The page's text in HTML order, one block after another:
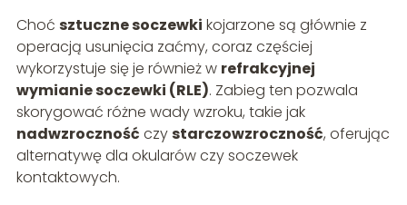
Choć sztuczne soczewki kojarzone są głównie z
operacją usunięcia zaćmy, coraz częściej
wykorzystuje się je również w refrakcyjnej
wymianie soczewki (RLE). Zabieg ten pozwala
skorygować różne wady wzroku, takie jak
nadwzroczność czystarczowzroczność, oferując
alternatywę dla okularów czy soczewek
kontaktowych.